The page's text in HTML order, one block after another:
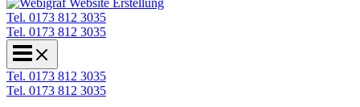
Tel. 0173 812 3035
Tel. 0173 812 3035
Tel. 0173 812 3035
Tel. 0173 812 3035